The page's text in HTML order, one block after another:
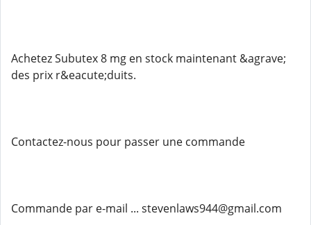
Achetez Subutex 8 mg en stock maintenant &agrave;
des prix r&eacute;duits.
Contactez-nous pour passer une commande
Commande par e-mail ... stevenlaws944@gmail.com